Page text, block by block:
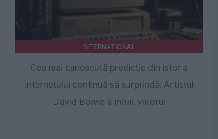
INTERNATIONAL
Cea mai cunoscută predicție din istoria
internetului continuă să surprindă. Artistul
David Bowie a intuit viitorul